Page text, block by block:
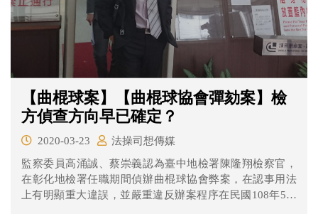
【曲棍球案】【曲棍球協會彈劾案】檢
方偵查方向早已確定？
2020-03-23
法操司想傳媒
監察委員高涌誠、蔡崇義認為臺中地檢署陳隆翔檢察官，
在彰化地檢署任職期間偵辦曲棍球協會弊案，在認事用法
上有明顯重大違誤，並嚴重違反辦案程序在民國108年5月